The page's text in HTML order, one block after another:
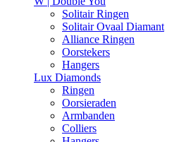
Solitair Ringen
Solitair Ovaal Diamant
Alliance Ringen
Oorstekers
Hangers
Lux Diamonds
Ringen
Oorsieraden
Armbanden
Colliers